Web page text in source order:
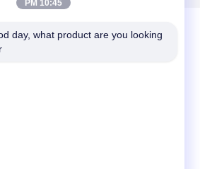
10:45 PM
day, what product are you looking